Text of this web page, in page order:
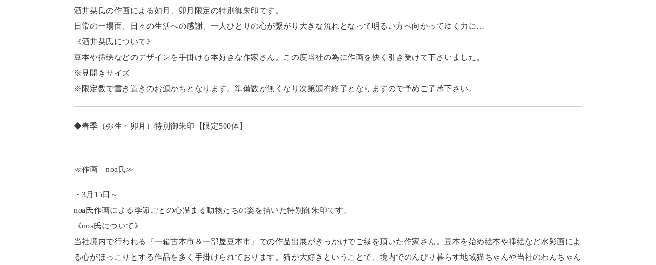
酒井栞氏の作画による如月、卯月限定の特別御朱印です。
日常の一場面、日々の生活への感謝、一人ひとりの心が繋がり大きな流れとなって明るい方へ向かってゆく力に…
《酒井栞氏について》
豆本や挿絵などのデザインを手掛ける本好きな作家さん。この度当社の為に作画を快く引き受けて下さいました。
※見開きサイズ
※限定数で書き置きのお頒かちとなります。準備数が無くなり次第頒布終了となりますので予めご了承下さい。
◆春季（弥生・卯月）特別御朱印【限定500体】
≪作画：noa氏≫
・3月15日～
noa氏作画による季節ごとの心温まる動物たちの姿を描いた特別御朱印です。
《noa氏について》
当社境内で行われる『一箱古本市＆一部屋豆本市』での作品出展がきっかけでご縁を頂いた作家さん。豆本を始め絵本や挿絵など水彩画によ
る心がほっこりとする作品を多く手掛けられております。猫が大好きということで、境内でのんびり暮らす地域猫ちゃんや当社のわんちゃん